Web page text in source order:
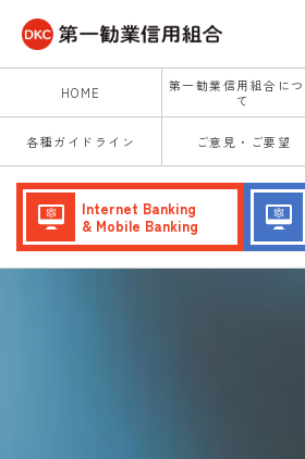
HOME
第一勧業信用組合に
て
各種ガイドライン ご意見・ご要望
Internet Banking
& Mobile Banking